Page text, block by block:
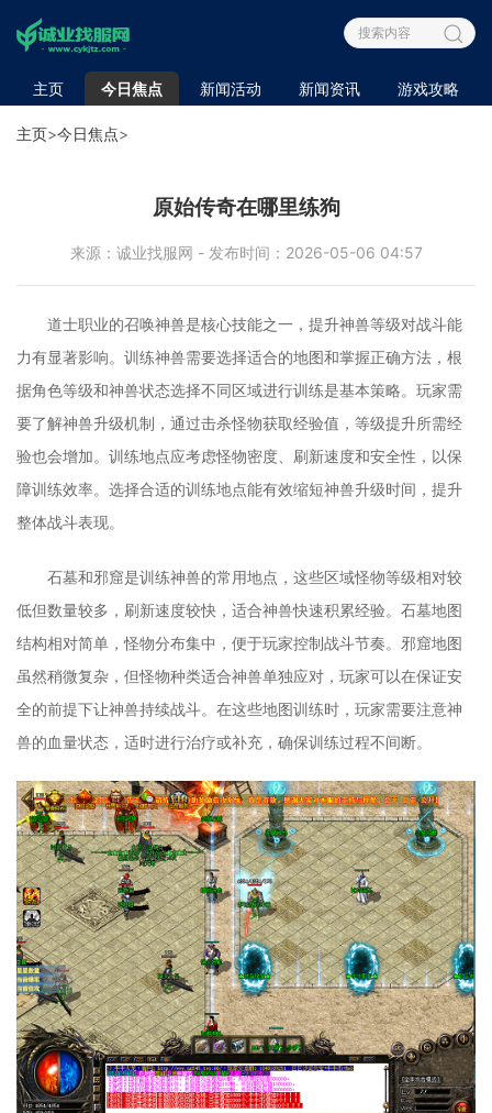
主页 今日焦点 新闻活动 新闻资讯 游戏攻略
主页>今日焦点>
原始传奇在哪里练狗
来源：诚业找服网 - 发布时间：2026-05-06 04:57
道士职业的召唤神兽是核心技能之一，提升神兽等级对战斗能
力有显著影响。训练神兽需要选择适合的地图和掌握正确方法，根
据角色等级和神兽状态选择不同区域进行训练是基本策略。玩家需
要了解神兽升级机制，通过击杀怪物获取经验值，等级提升所需经
验也会增加。训练地点应考虑怪物密度、刷新速度和安全性，以保
障训练效率。选择合适的训练地点能有效缩短神兽升级时间，提升
整体战斗表现。
石墓和邪窟是训练神兽的常用地点，这些区域怪物等级相对较
低但数量较多，刷新速度较快，适合神兽快速积累经验。石墓地图
结构相对简单，怪物分布集中，便于玩家控制战斗节奏。邪窟地图
虽然稍微复杂，但怪物种类适合神兽单独应对，玩家可以在保证安
全的前提下让神兽持续战斗。在这些地图训练时，玩家需要注意神
兽的血量状态，适时进行治疗或补充，确保训练过程不间断。